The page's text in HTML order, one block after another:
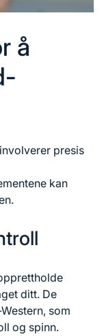
å
presis
kan
ditt. De
som
og spinn.